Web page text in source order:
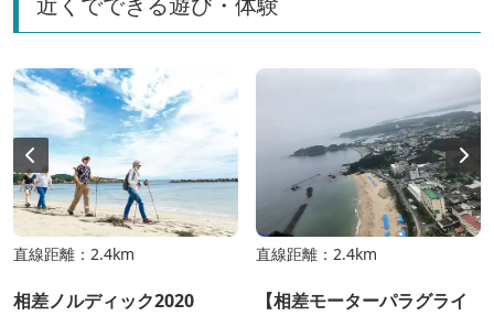
直線距離：2.4km
相差ノルディック2020
直線距離：2.4km
【相差モーターパラグライ